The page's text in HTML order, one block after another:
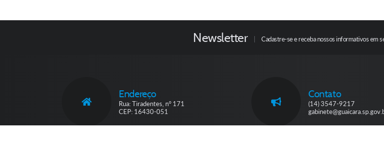
Newsletter Cadastre-se e receba nossos informativos em
Endereço
Rua: Tiradentes, n° 171
CEP: 16430-051
Contato
(14) 3547-9217